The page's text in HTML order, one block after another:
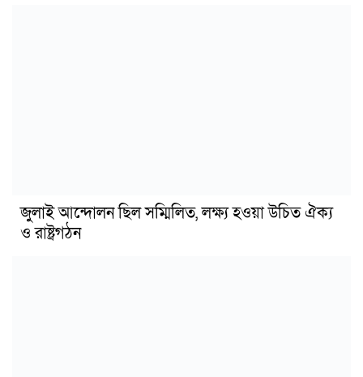
জুলাই আন্দোলন ছিল সম্মিলিত, লক্ষ্য হওয়া উচিত ঐক্য
ও রাষ্ট্রগঠন